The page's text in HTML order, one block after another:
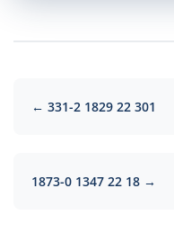
← 331-2 1829 22 301
1873-0 1347 22 18 →